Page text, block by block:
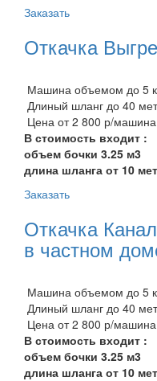
Заказать
Откачка
Машина объемом до 5
Длиный шланг до 40
Цена от 2 800 р/машина
В стоимость входит :
объем бочки 3.25 м3
длина шланга от 10
Заказать
Откачка
в частном
Машина объемом до 5
Длиный шланг до 40
Цена от 2 800 р/машина
В стоимость входит :
объем бочки 3.25 м3
длина шланга от 10